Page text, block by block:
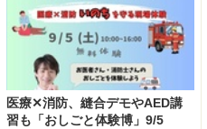
医療✕消防、縫合デモやAED講
習も「おしごと体験博」9/5